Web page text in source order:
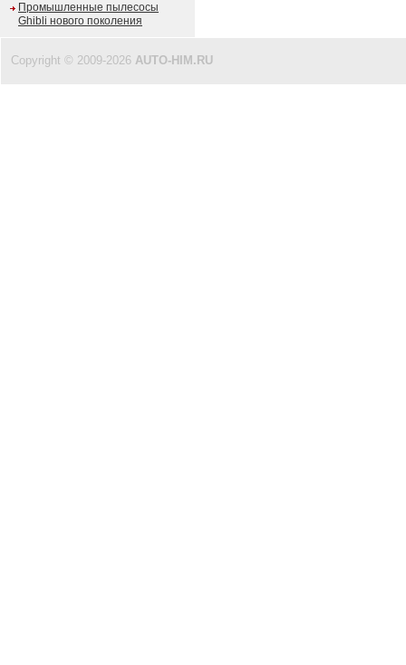
Промышленные пылесосы
Ghibli нового поколения
Copyright © 2009-2026 AUTO-HIM.RU